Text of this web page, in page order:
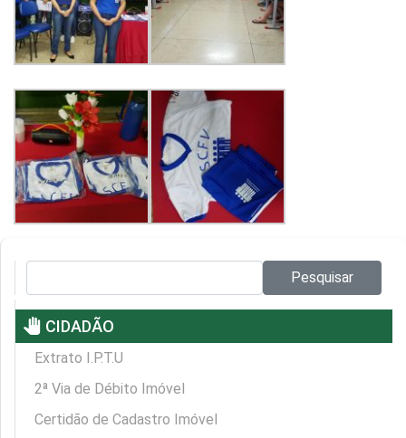
Pesquisar
pan_tool CIDADÃO
Extrato I.P.T.U
2ª Via de Débito Imóvel
Certidão de Cadastro Imóvel